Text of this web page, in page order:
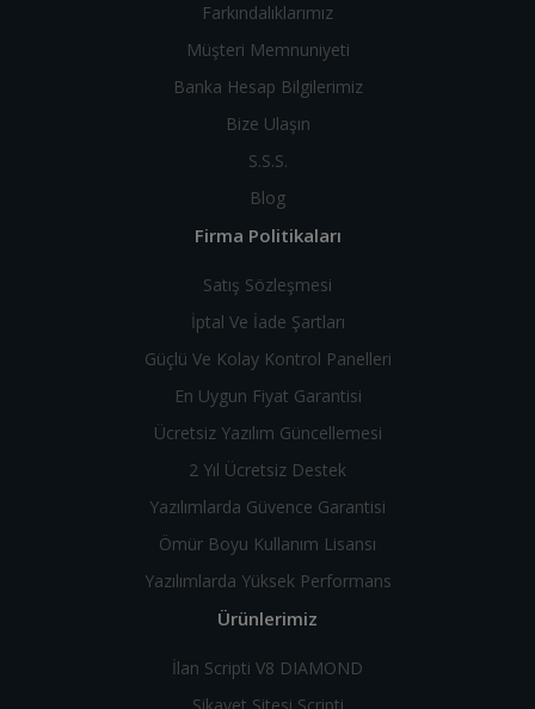
Farkındalıklarımız
Müşteri Memnuniyeti
Banka Hesap Bilgilerimiz
Bize Ulaşın
S.S.S.
Blog
Firma Politikaları
Satış Sözleşmesi
İptal Ve İade Şartları
Güçlü Ve Kolay Kontrol Panelleri
En Uygun Fiyat Garantisi
Ücretsiz Yazılım Güncellemesi
2 Yıl Ücretsiz Destek
Yazılımlarda Güvence Garantisi
Ömür Boyu Kullanım Lisansı
Yazılımlarda Yüksek Performans
Ürünlerimiz
İlan Scripti V8 DIAMOND